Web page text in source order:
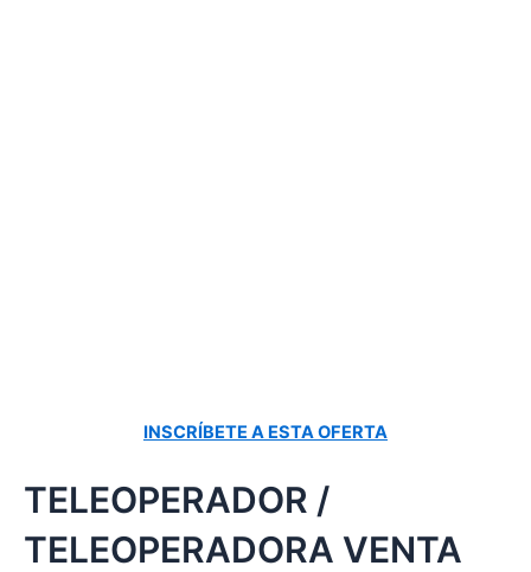
INSCRÍBETE A ESTA OFERTA
TELEOPERADOR /
TELEOPERADORA VENTA